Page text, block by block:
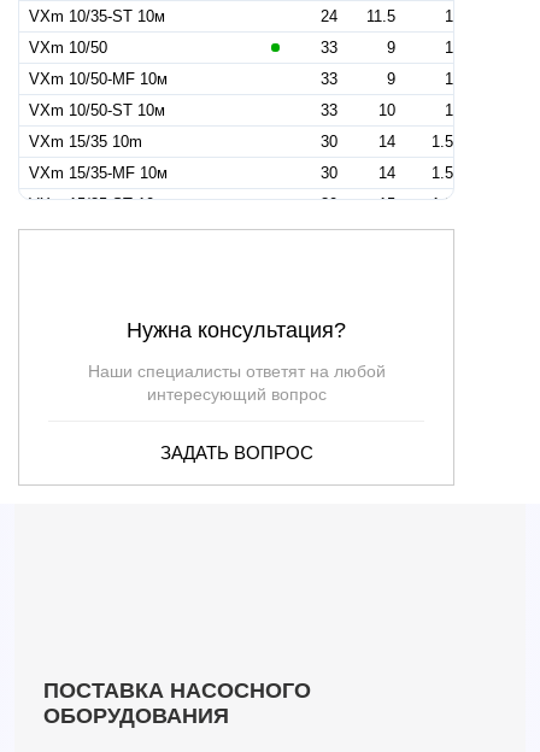
VXm 10/35-ST 10м
24 11.5
1
VXm 10/50
33 9
1
VXm 10/50-MF 10м
33 9
1
VXm 10/50-ST 10м
33 10
1
VXm 15/35 10m
30 14
1.5
VXm 15/35-MF 10м
30 14
1.5
VXm 15/35-ST 10м
30 15
1.5
VXm 15/50 10m
39 11.5
1.5
VXm 20/35 10m
36
VXm 20/35-ST 10m
—
VXm 20/50-MF 10m
VXm 20/50-ST 10m
— —
2
Нужна консультация?
Наши специалисты ответят на любой
интересующий вопрос
ЗАДАТЬ ВОПРОС
ПОСТАВКА НАСОСНОГО
ОБОРУДОВАНИЯ